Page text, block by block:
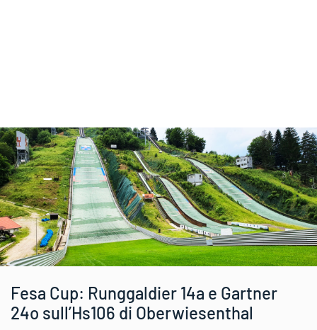
Fesa Cup: Runggaldier 14a e Gartner
24o sull’Hs106 di Oberwiesenthal